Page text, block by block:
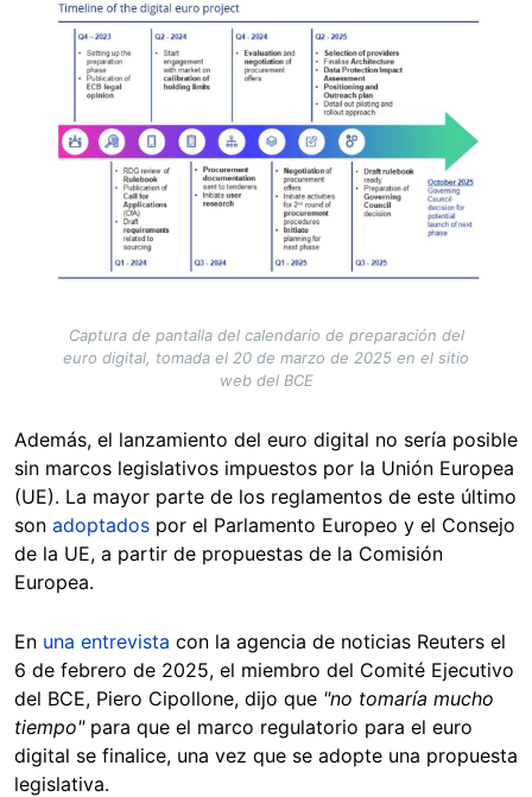
Captura de pantalla del calendario de preparación del
euro digital, tomada el 20 de marzo de 2025 en el sitio
web del BCE
Además, el lanzamiento del euro digital no sería posible
sin marcos legislativos impuestos por la Unión Europea
(UE). La mayor parte de los reglamentos de este último
son adoptados por el Parlamento Europeo y el Consejo
de la UE, a partir de propuestas de la Comisión
Europea.
En una entrevista con la agencia de noticias Reuters el
6 de febrero de 2025, el miembro del Comité Ejecutivo
del BCE, Piero Cipollone, dijo que "no tomaría mucho
tiempo" para que el marco regulatorio para el euro
digital se finalice, una vez que se adopte una propuesta
legislativa.